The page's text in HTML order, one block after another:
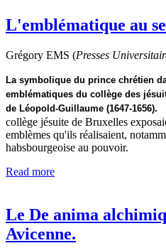
L'emblématique au
Grégory EMS (Presses
La symbolique du prince chrétien
emblématiques du collège des
de Léopold-Guillaume (1647-1656).
collège jésuite de Bruxelles
emblèmes qu'ils réalisaient,
habsbourgeoise au pouvoir.
Read more
Le De anima
Avicenne.